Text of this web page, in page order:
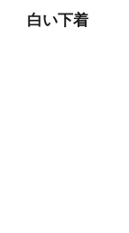
白い下着